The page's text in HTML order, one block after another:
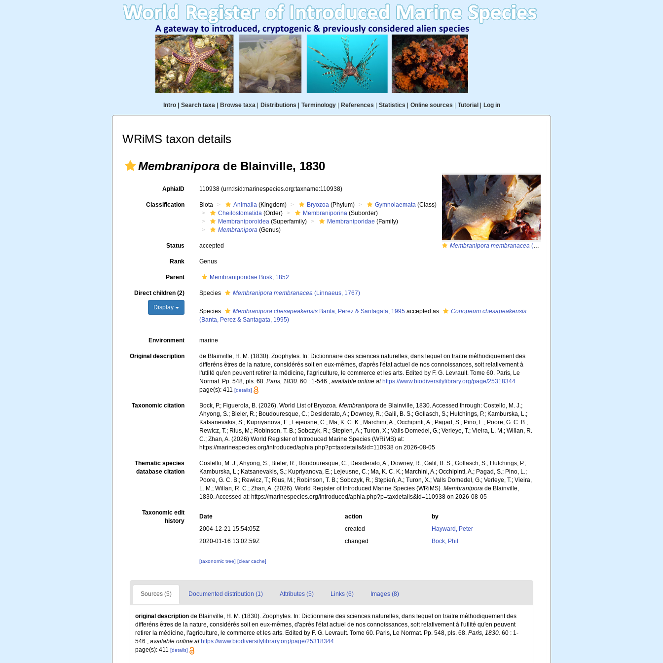
Intro| Search taxa| Browse taxa| Distributions Terminology| References Statistics Online sources Tutorial Log in
WRiMS taxon details
Membranipora de Blainville, 1830
Membranipora membranacea (Linnaeus, 1767)
AphiaID 110938(urn:lsid:marinespecies.org:taxname:110938)
Classification Biota Animalia (Kingdom) Bryozoa (Phylum) Gymnolaemata (Class)
Cheilostomatida (Order) Membraniporina (Suborder)
Membraniporoidea (Superfamily) Membraniporidae (Family)
Membranipora (Genus)
Status accepted
Rank Genus
Parent Membraniporidae Busk, 1852
Direct children (2)
Display
Species Membranipora membranacea (Linnaeus, 1767)
Species Membranipora chesapeakensis Banta, Perez & Santagata, 1995 accepted as
Conopeum chesapeakensis
(Banta, Perez & Santagata, 1995)
Environment marine
Original description
de Blainville, H. M. (1830). Zoophytes. In: Dictionnaire des sciences naturelles, dans lequel on traitre méthodiquement des
differéns êtres de la nature, considérés soit en eux-mêmes, d'après l'état actuel de nos connoissances, soit relativement à
l'utlité qu'en peuvent retirer la médicine, l'agriculture, le commerce et les arts. Edited by F. G. Levrault. Tome 60. Paris, Le
Normat. Pp. 548, pls. 68.Paris, 1830. 60 : 1-546.,available online at https://www.biodiversitylibrary.org/page/25318344
page(s): 411[details]
Taxonomic citation Bock, P.; Figuerola, B. (2026). World List of Bryozoa.Membranipora de Blainville, 1830. Accessed through: Costello, M. J.;
Ahyong, S.; Bieler, R.; Boudouresque, C.; Desiderato, A.; Downey, R.; Galil, B. S.; Gollasch, S.; Hutchings, P.; Kamburska, L.;
Katsanevakis, S.; Kupriyanova, E.; Lejeusne, C.; Ma, K. C. K.; Marchini, A.; Occhipinti, A.; Pagad, S.; Pino, L.; Poore, G. C. B.;
Rewicz, T.; Rius, M.; Robinson, T. B.; Sobczyk, R.; Stepien, A.; Turon, X.; Valls Domedel, G.; Verleye, T.; Vieira, L. M.; Willan, R.
C.; Zhan, A. (2026) World Register of Introduced Marine Species (WRiMS) at:
https://marinespecies.org/introduced/aphia.php?p=taxdetails&id=110938 on 2026-08-05
Thematic species
database citation
Costello, M. J.; Ahyong, S.; Bieler, R.; Boudouresque, C.; Desiderato, A.; Downey, R.; Galil, B. S.; Gollasch, S.; Hutchings, P.;
Kamburska, L.; Katsanevakis, S.; Kupriyanova, E.; Lejeusne, C.; Ma, K. C. K.; Marchini, A.; Occhipinti, A.; Pagad, S.; Pino, L.;
Poore, G. C. B.; Rewicz, T.; Rius, M.; Robinson, T. B.; Sobczyk, R.; Stępień, A.; Turon, X.; Valls Domedel, G.; Verleye, T.; Vieira,
L. M.; Willan, R. C.; Zhan, A. (2026). World Register of Introduced Marine Species (WRiMS).Membranipora de Blainville,
1830. Accessed at: https://marinespecies.org/introduced/aphia.php?p=taxdetails&id=110938 on 2026-08-05
Taxonomic edit
history
Date action
by
2004-12-21 15:54:05Z
created
Hayward, Peter
2020-01-16 13:02:59Z
changed Bock, Phil
[taxonomic tree][clear cache]
Sources (5) Documented distribution (1) Attributes (5) Links (6) Images (8)
original description de Blainville, H. M. (1830). Zoophytes. In: Dictionnaire des sciences naturelles, dans lequel on traitre méthodiquement des
differéns êtres de la nature, considérés soit en eux-mêmes, d'après l'état actuel de nos connoissances, soit relativement à l'utlité qu'en peuvent
retirer la médicine, l'agriculture, le commerce et les arts. Edited by F. G. Levrault. Tome 60. Paris, Le Normat. Pp. 548, pls. 68. Paris, 1830. 60 : 1-
546., available online at https://www.biodiversitylibrary.org/page/25318344
page(s): 411 [details]